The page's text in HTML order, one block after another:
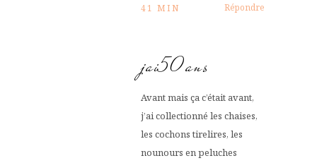
41 MIN
Répondre
jai50ans
Avant mais ça c’était avant,
j’ai collectionné les chaises,
les cochons tirelires, les
nounours en peluches